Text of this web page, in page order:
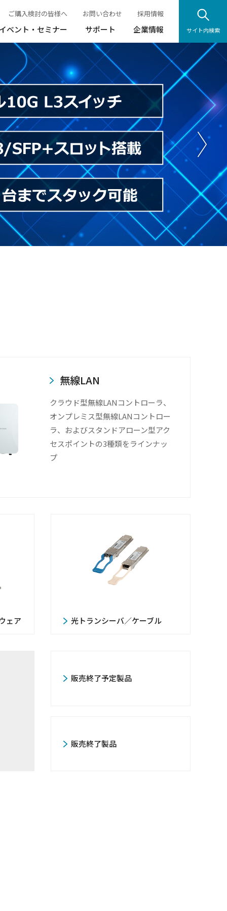
ご購入検討の皆様へ お問い合わせ 採用情報
ベント・セミナー サポート 企業情報 サイト内検索
無線LAN
クラウド型無線LANコントローラ、
オンプレミス型無線LANコントロー
ラ、およびスタンドアローン型アク
セスポイントの3種類をラインナッ
プ
ェア 光トランシーバ／ケーブル
販売終了予定製品
販売終了製品